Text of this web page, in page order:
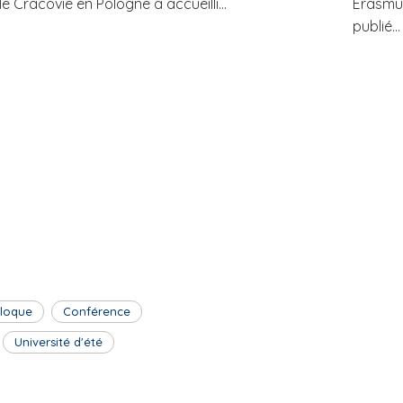
Cracovie en Pologne a accueilli...
publié...
Conférence
Université d'été